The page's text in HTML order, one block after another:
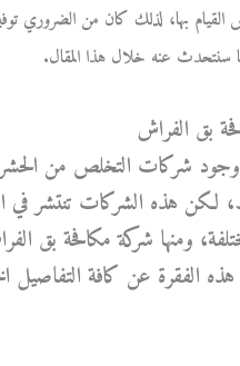
بها، لذلك كان من الضروري
سنتحدث عنه خلال هذا المقال.
بق الفراش
شركات التخلص من
لكن هذه الشركات تنتشر في
ومنها شركة مكافحة بق
الفقرة عن كافة التفاصيل